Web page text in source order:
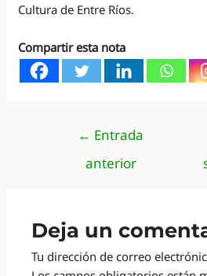
Cultura de Entre Ríos.
Compartir esta nota
Navegación
entradas
← Entrada
anterior
Deja un
Tu dirección de correo